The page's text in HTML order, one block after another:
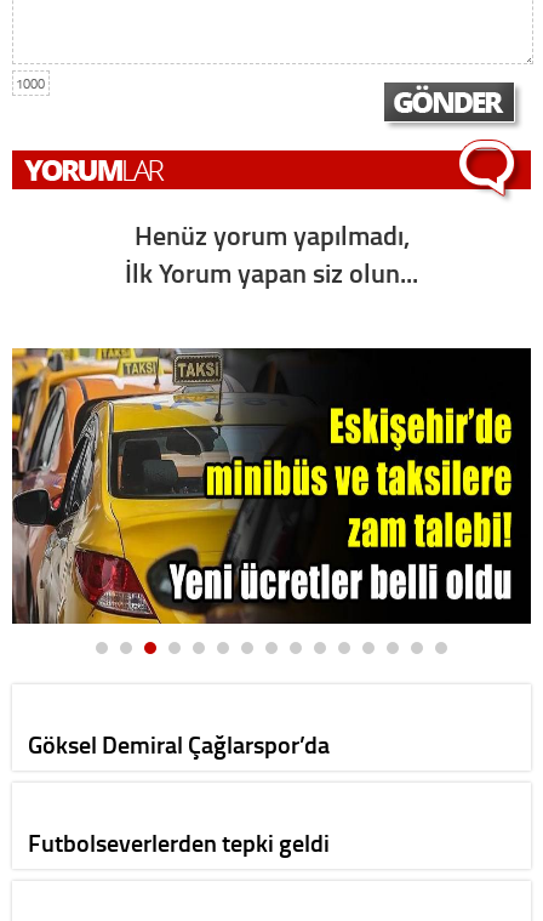
1000
Henüz yorum yapılmadı,
İlk Yorum yapan siz olun...
Göksel Demiral Çağlarspor’da
Futbolseverlerden tepki geldi